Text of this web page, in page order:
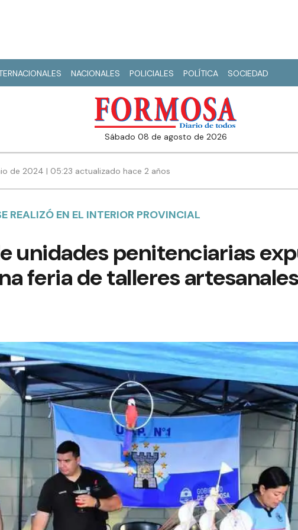
NACIONALES POLICIALES POLÍTICA SOCIEDAD
sábado 08 de agosto de 2026
de 2024 | 05:23 actualizado hace 2 años
REALIZÓ EN EL INTERIOR PROVINCIAL
unidades penitenciarias
feria de talleres artesanales